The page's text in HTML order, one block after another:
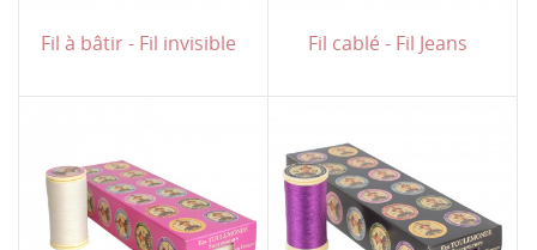
Fil à bâtir - Fil invisible Fil cablé - Fil Jeans